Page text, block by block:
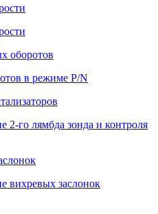
оборотов
в режиме P/N
2-го лямбда зонда и контроля
вихревых заслонок